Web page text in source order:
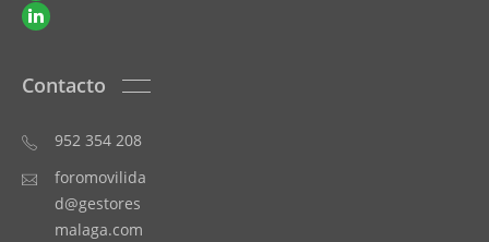
Contacto
952 354 208
foromovilida
d@gestores
malaga.com